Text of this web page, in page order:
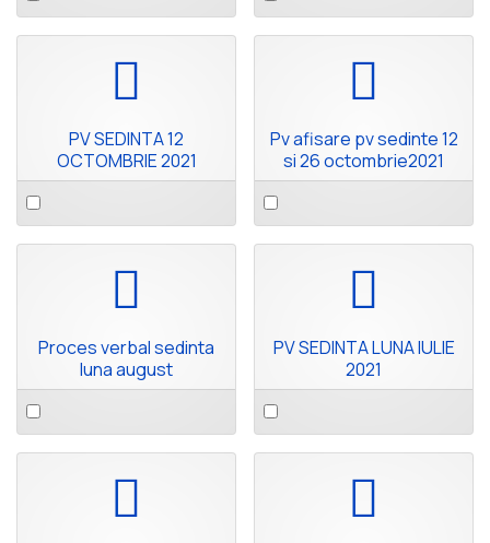
an
item
an
item
PV SEDINTA 12
OCTOMBRIE 2021
Select
an
item
Pv afisare pv sedinte 12
si 26 octombrie2021
Select
an
item
Proces verbal sedinta
luna august
Select
an
item
PV SEDINTA LUNA IULIE
2021
Select
an
item